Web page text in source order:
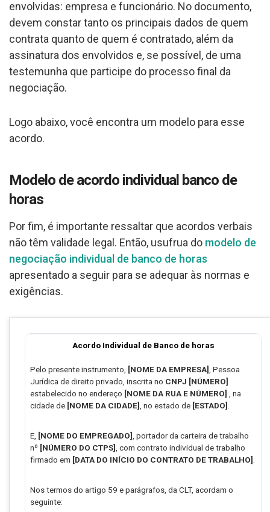
envolvidas: empresa e funcionário. No documento,
devem constar tanto os principais dados de quem
contrata quanto de quem é contratado, além da
assinatura dos envolvidos e, se possível, de uma
testemunha que participe do processo final da
negociação.
Logo abaixo, você encontra um modelo para esse
acordo.
Modelo de acordo individual banco de
horas
Por fim, é importante ressaltar que acordos verbais
não têm validade legal. Então, usufrua do modelo de
negociação individual de banco de horas
apresentado a seguir para se adequar às normas e
exigências.
Acordo Individual de Banco de horas
Pelo presente instrumento, [NOME DA EMPRESA] , Pessoa
Jurídica de direito privado, inscrita no CNPJ [NÚMERO]
estabelecido no endereço [NOME DA RUA E NÚMERO]
, na
cidade de [NOME DA CIDADE] , no estado de [ESTADO]
E, [NOME DO EMPREGADO] , portador da carteira de trabalho
nº [NÚMERO DO CTPS] , com contrato individual de trabalho
firmado em [DATA DO INÍCIO DO CONTRATO DE TRABALHO]
Nos termos do artigo 59 e parágrafos, da CLT, acordam o
seguinte: